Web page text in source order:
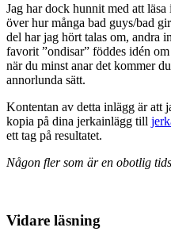
Jag har dock hunnit med att
över hur många bad guys/bad
del har jag hört talas om, andra
favorit ”ondisar” föddes idén
när du minst anar det kommer
annorlunda sätt.
Kontentan av detta inlägg är att
kopia på dina jerkainlägg till
ett tag på resultatet.
Någon fler som är en obotlig
Vidare läsning